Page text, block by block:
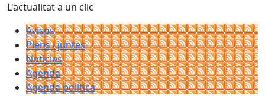
L'actualitat a un clic
Avisos
Plens i juntes
Noticies
Agenda
Agenda política